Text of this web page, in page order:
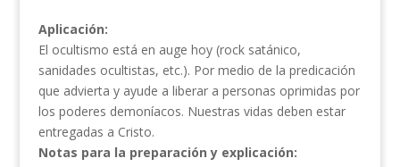
Aplicación:
El ocultismo está en auge hoy (rock satánico,
sanidades ocultistas, etc.). Por medio de la predicación
que advierta y ayude a liberar a personas oprimidas por
los poderes demoníacos. Nuestras vidas deben estar
entregadas a Cristo.
Notas para la preparación y explicación: